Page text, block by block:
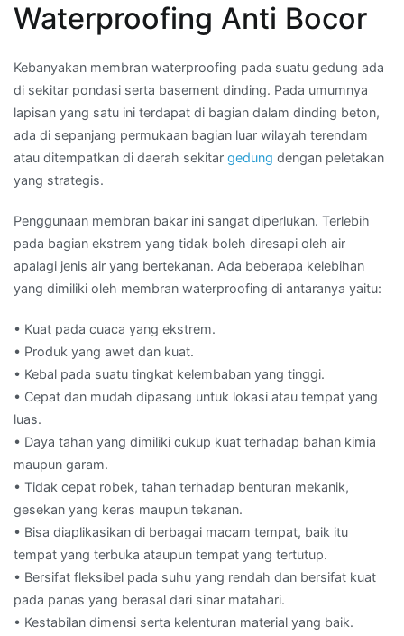
Waterproofing Anti Bocor
Kebanyakan membran waterproofing pada suatu gedung ada
di sekitar pondasi serta basement dinding. Pada umumnya
lapisan yang satu ini terdapat di bagian dalam dinding beton,
ada di sepanjang permukaan bagian luar wilayah terendam
atau ditempatkan di daerah sekitar gedung dengan peletakan
yang strategis.
Penggunaan membran bakar ini sangat diperlukan. Terlebih
pada bagian ekstrem yang tidak boleh diresapi oleh air
apalagi jenis air yang bertekanan. Ada beberapa kelebihan
yang dimiliki oleh membran waterproofing di antaranya yaitu:
• Kuat pada cuaca yang ekstrem.
• Produk yang awet dan kuat.
• Kebal pada suatu tingkat kelembaban yang tinggi.
• Cepat dan mudah dipasang untuk lokasi atau tempat yang
luas.
• Daya tahan yang dimiliki cukup kuat terhadap bahan kimia
maupun garam.
• Tidak cepat robek, tahan terhadap benturan mekanik,
gesekan yang keras maupun tekanan.
• Bisa diaplikasikan di berbagai macam tempat, baik itu
tempat yang terbuka ataupun tempat yang tertutup.
• Bersifat fleksibel pada suhu yang rendah dan bersifat kuat
pada panas yang berasal dari sinar matahari.
• Kestabilan dimensi serta kelenturan material yang baik.